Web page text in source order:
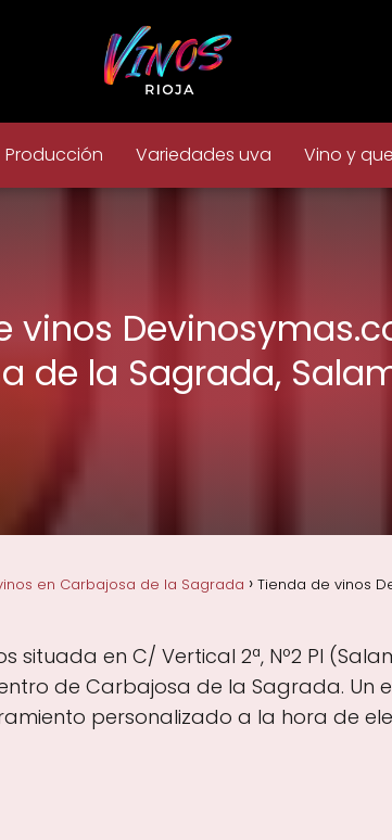
Producción Variedades uva Vino y
vinos
de la Sagrada,
en Carbajosa de la Sagrada
Tienda de vinos
en C/ Vertical 2ª, Nº2 PI
de Carbajosa de la Sagrada. Un
personalizado a la hora de